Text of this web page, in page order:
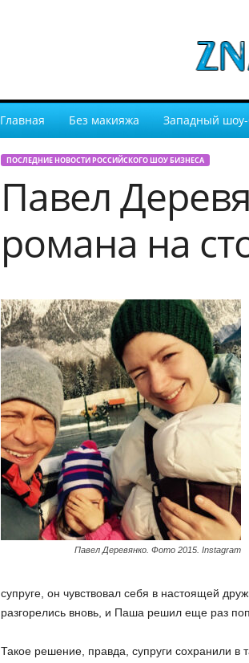
Главная Без макияжа Западный шоу-
ПОСЛЕДНИЕ НОВОСТИ РОССИЙСКОГО ШОУ БИЗНЕСА
Павел
романа на
Павел Деревянко. Фото 2015. Instagram
супруге, он чувствовал себя в настоящей
разгорелись вновь, и Паша решил еще раз
Такое решение, правда, супруги сохранили в